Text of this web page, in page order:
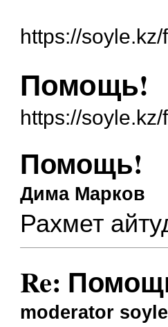
https://
Помощь!
https://
Помощь!
Дима Марков
Рахмет
Re:
moderator soyle